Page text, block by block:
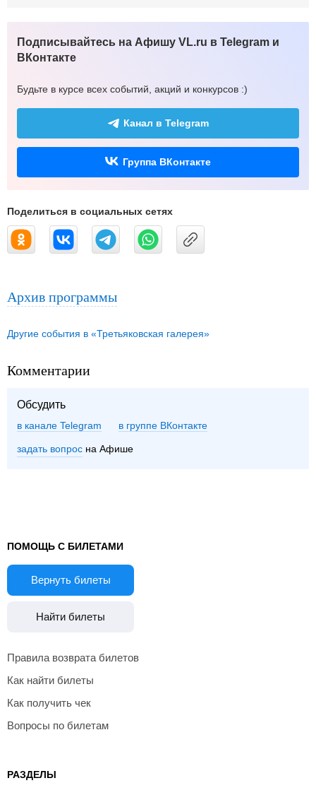
Подписывайтесь на Афишу VL.ru в Telegram и
ВКонтакте
Будьте в курсе всех событий, акций и конкурсов :)
Канал в Telegram
Группа ВКонтакте
Поделиться в социальных сетях
Архив программы
Другие события в «Третьяковская галерея»
Комментарии
Обсудить
в канале Telegram группе ВКонтакте
задать вопрос на Афише
ПОМОЩЬ С БИЛЕТАМИ
Вернуть билеты
Найти билеты
Правила возврата билетов
Как найти билеты
Как получить чек
Вопросы по билетам
РАЗДЕЛЫ